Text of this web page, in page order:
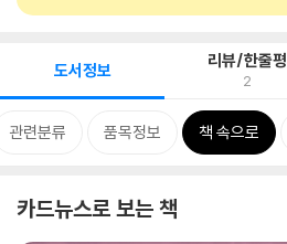
도서정보 리뷰/한줄평
2
관련분류 품목정보 책 속으로
카드뉴스로 보는 책